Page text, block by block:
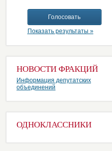
Показать результаты »
НОВОСТИ ФРАКЦИЙ
Информация депутатских
объединений
ОДНОКЛАССНИКИ